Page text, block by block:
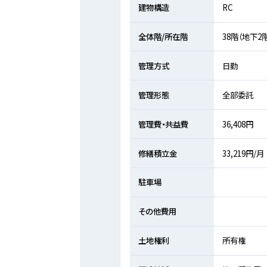
建物構造 RC
全体階/所在階 38階（地下2
管理方式 日勤
管理形態 全部委託
管理費・共益費 36,408円
修繕積立金 33,219円/月
駐車場
その他費用
土地権利 所有権